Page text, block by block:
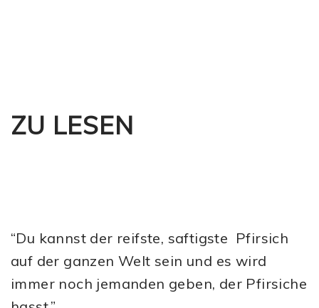
ZU LESEN
“Du kannst der reifste, saftigste Pfirsich
auf der ganzen Welt sein und es wird
immer noch jemanden geben, der Pfirsiche